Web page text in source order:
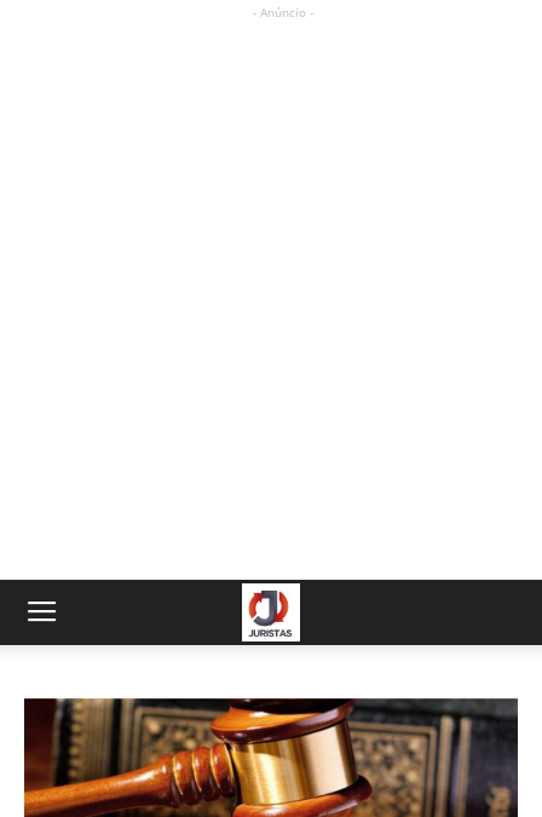
- Anúncio -